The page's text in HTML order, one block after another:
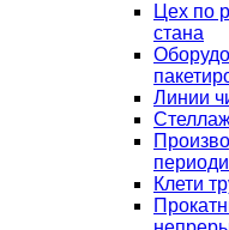
Цех по
стана
Линии
Клети